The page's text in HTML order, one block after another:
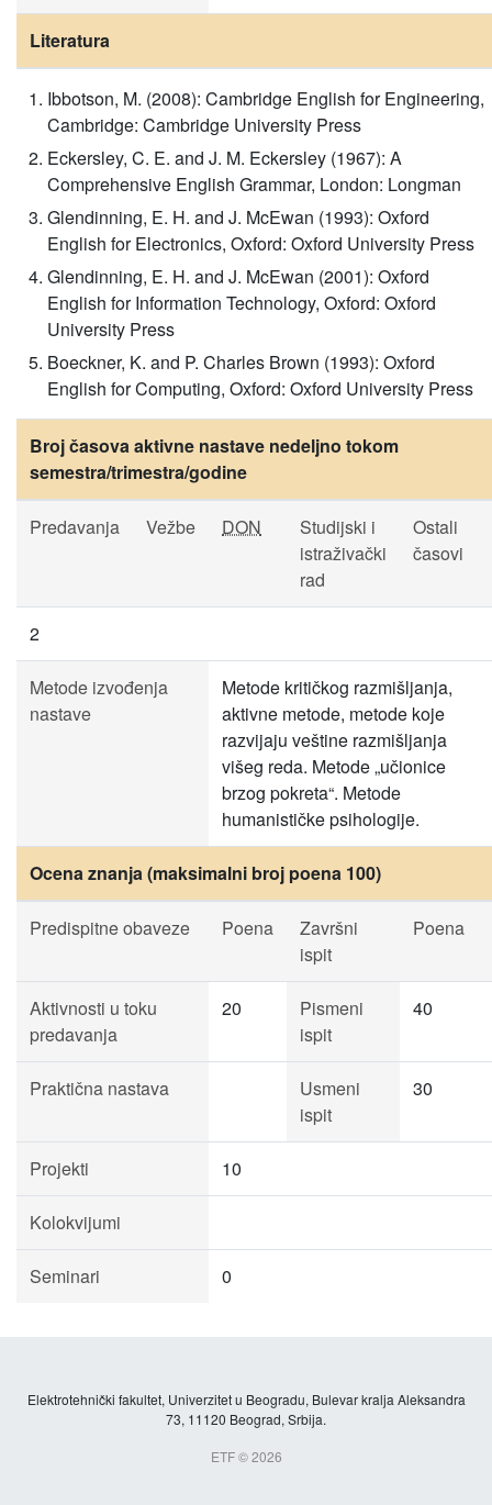
Literatura
Ibbotson, M. (2008): Cambridge English for Engineering,
Cambridge: Cambridge University Press
Eckersley, C. E. and J. M. Eckersley (1967): A
Comprehensive English Grammar, London: Longman
Glendinning, E. H. and J. McEwan (1993): Oxford
English for Electronics, Oxford: Oxford University Press
Glendinning, E. H. and J. McEwan (2001): Oxford
English for Information Technology, Oxford: Oxford
University Press
Boeckner, K. and P. Charles Brown (1993): Oxford
English for Computing, Oxford: Oxford University Press
Broj časova aktivne nastave nedeljno tokom
semestra/trimestra/godine
Predavanja Vežbe DON
Studijski i
istraživački
rad
Ostali
časovi
2
Metode izvođenja
nastave
Metode kritičkog razmišljanja,
aktivne metode, metode koje
razvijaju veštine razmišljanja
višeg reda. Metode „učionice
brzog pokreta“. Metode
humanističke psihologije.
Ocena znanja (maksimalni broj poena 100)
Predispitne obaveze Poena
Završni
ispit
Poena
Aktivnosti u toku
predavanja
20
Pismeni
ispit
40
Praktična nastava
Usmeni
ispit
30
Projekti 10
Kolokvijumi
Seminari 0
Elektrotehnički fakultet, Univerzitet u Beogradu, Bulevar kralja Aleksandra
73, 11120 Beograd, Srbija.
ETF © 2026